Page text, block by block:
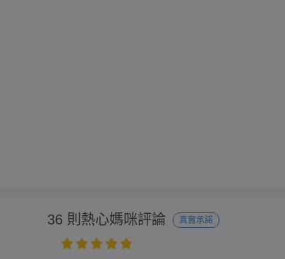
36 則熱心媽咪評論 真實承諾